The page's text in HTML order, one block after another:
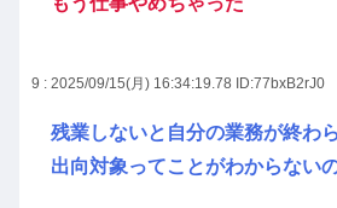
9 : 2025/09/15(月) 16:34:19.78 ID:77bxB2rJ0
残業しないと自分の業務が終わ
出向対象ってことがわからない